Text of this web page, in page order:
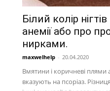
Білий колір
анемії або про
нирками.
maxwelhelp - 20.04.2020
Вмятини і коричневі плями
вказують на псоріаз.